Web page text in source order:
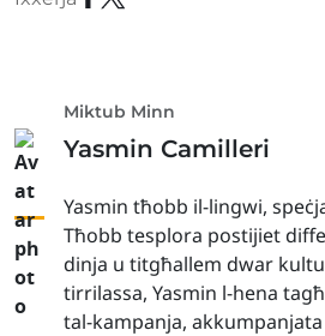
Miktub Minn
Yasmin Camilleri
Yasmin tħobb il-lingwi,
Tħobb tesplora postijiet
dinja u titgħallem dwar
tirrilassa, Yasmin l-hena
tal-kampanja,